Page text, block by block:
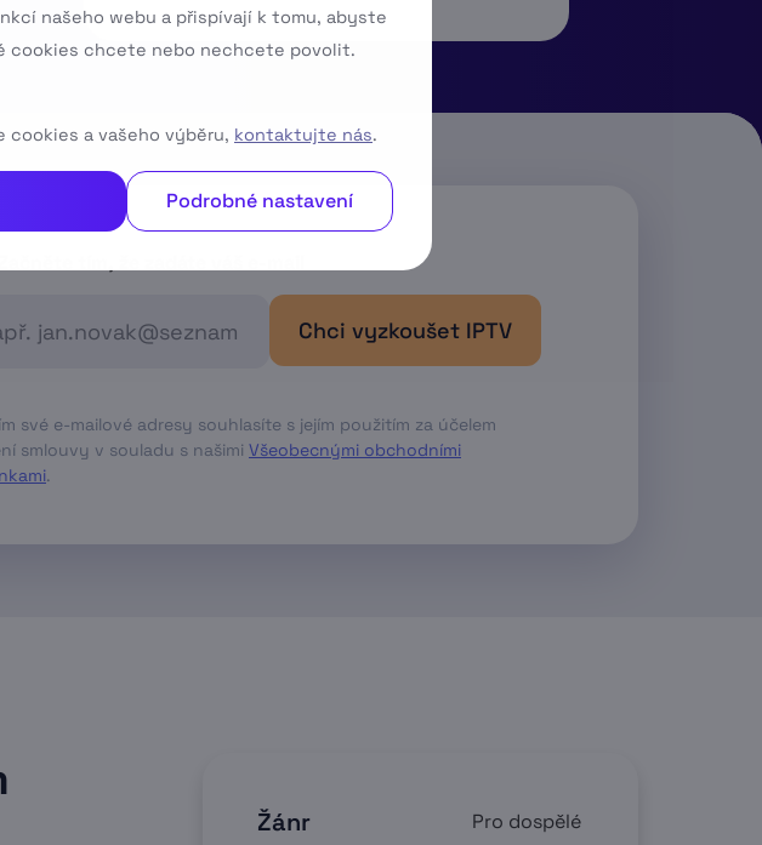
Chci vyzkoušet IPTV
své e-mailové adresy souhlasíte s jejím použitím za účelem
smlouvy v souladu s našimi Všeobecnými obchodními
.
Žánr Pro dospělé
našeho webu a přispívají k tomu, abyste
cookies chcete nebo nechcete povolit.
a vašeho výběru, kontaktujte nás.
Podrobné nastavení